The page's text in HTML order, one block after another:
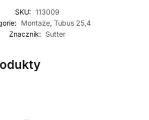
SKU: 113009
Montaże, Tubus 25,4
Znacznik:
Sutter